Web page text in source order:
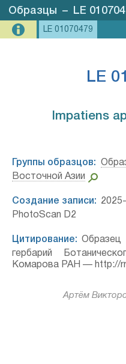
Образцы – LE
LE 01070479
LE
Impatiens
Группы образцов:
Восточной Азии
Создание записи:
PhotoScan D2
Цитирование: Образец
гербарий
Комарова РАН — http://
Артём